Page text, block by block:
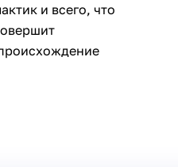
и всего, что